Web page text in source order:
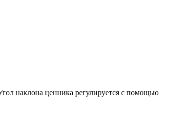
наклона ценника регулируется с помощью